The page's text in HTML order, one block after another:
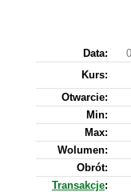
Data:
Kurs:
Otwarcie:
Min:
Max:
Wolumen:
Obrót:
Transakcje: